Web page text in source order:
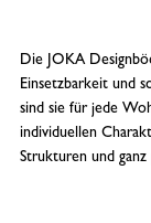
Die JOKA
Einsetzbarkeit und
sind sie für jede
individuellen
Strukturen und ganz